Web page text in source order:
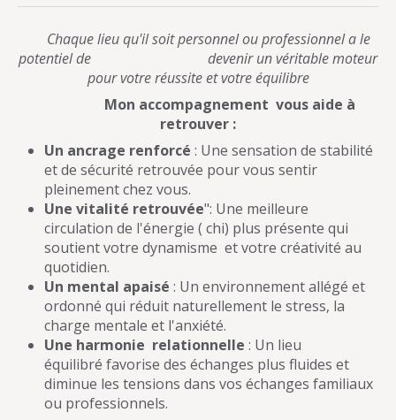
Chaque lieu qu'il soit personnel ou professionnel a le
potentiel de devenir un véritable moteur
pour votre réussite et votre équilibre
Mon accompagnement vous aide à
retrouver :
Un ancrage renforcé : Une sensation de stabilité
et de sécurité retrouvée pour vous sentir
pleinement chez vous.
Une vitalité retrouvée": Une meilleure
circulation de l'énergie ( chi) plus présente qui
soutient votre dynamisme et votre créativité au
quotidien.
Un mental apaisé : Un environnement allégé et
ordonné qui réduit naturellement le stress, la
charge mentale et l'anxiété.
Une harmonie relationnelle : Un lieu
équilibré favorise des échanges plus fluides et
diminue les tensions dans vos échanges familiaux
ou professionnels.